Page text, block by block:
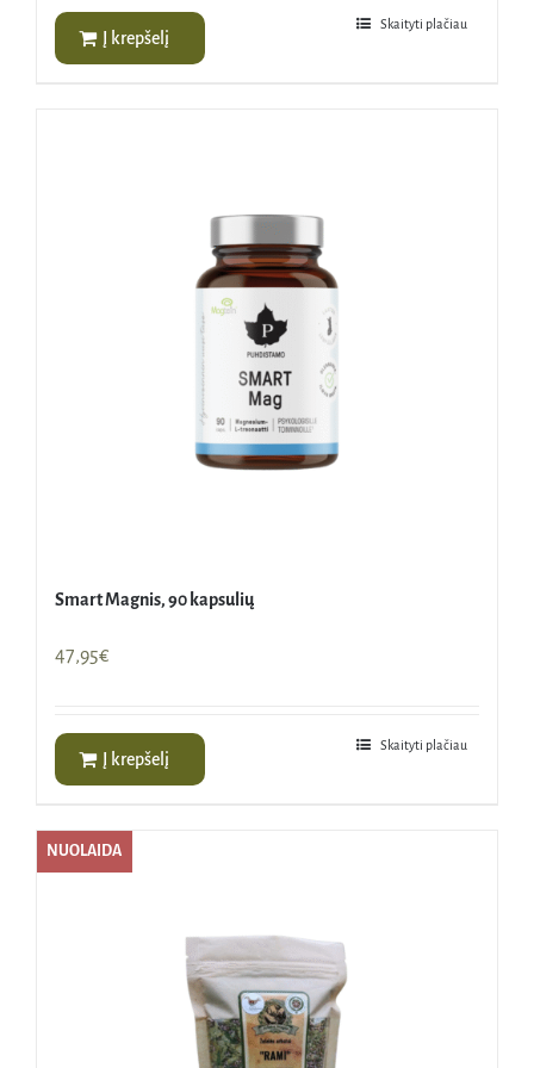
Į krepšelį
Skaityti plačiau
Smart Magnis, 90 kapsulių
47,95€
Į krepšelį
Skaityti plačiau
NUOLAIDA